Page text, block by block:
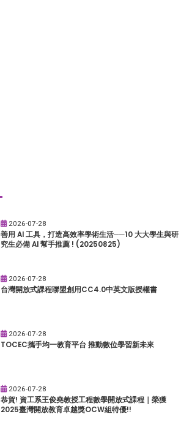
2026-07-28
善用 AI 工具，打造高效率學術生活──10 大大學生與研
究生必備 AI 幫手推薦 ! (20250825)
2026-07-28
台灣開放式課程聯盟創用CC4.0中英文版授權書
2026-07-28
TOCEC攜手均一教育平台 推動數位學習新未來
2026-07-28
恭賀! 資工系王俊堯教授工程數學開放式課程｜榮獲
2025臺灣開放教育卓越獎OCW組特優!!